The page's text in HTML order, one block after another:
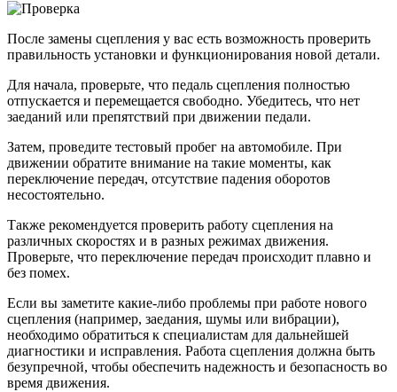
После замены сцепления у вас есть возможность проверить
правильность установки и функционирования новой детали.
Для начала, проверьте, что педаль сцепления полностью
отпускается и перемещается свободно. Убедитесь, что нет
заеданий или препятствий при движении педали.
Затем, проведите тестовый пробег на автомобиле. При
движении обратите внимание на такие моменты, как
переключение передач, отсутствие падения оборотов
несостоятельно.
Также рекомендуется проверить работу сцепления на
различных скоростях и в разных режимах движения.
Проверьте, что переключение передач происходит плавно и
без помех.
Если вы заметите какие-либо проблемы при работе нового
сцепления (например, заедания, шумы или вибрации),
необходимо обратиться к специалистам для дальнейшей
диагностики и исправления. Работа сцепления должна быть
безупречной, чтобы обеспечить надежность и безопасность во
время движения.